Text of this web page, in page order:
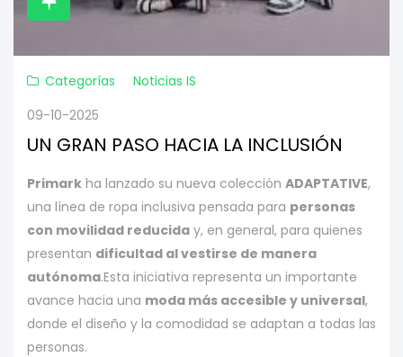
Categorías
Noticias IS
09-10-2025
UN GRAN PASO HACIA LA INCLUSIÓN
Primark ha lanzado su nueva colección ADAPTATIVE,
una línea de ropa inclusiva pensada para personas
con movilidad reducida y, en general, para quienes
presentan dificultad al vestirse de manera
autónoma.Esta iniciativa representa un importante
avance hacia una moda más accesible y universal,
donde el diseño y la comodidad se adaptan a todas las
personas.